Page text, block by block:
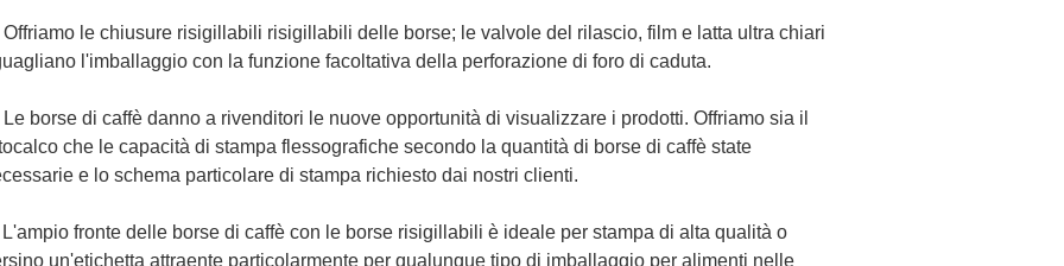
Offriamo le chiusure risigillabili risigillabili delle borse; le valvole del rilascio, film e latta ultra chiari
l'imballaggio con la funzione facoltativa della perforazione di foro di caduta.
Le borse di caffè danno a rivenditori le nuove opportunità di visualizzare i prodotti. Offriamo sia il
che le capacità di stampa flessografiche secondo la quantità di borse di caffè state
e lo schema particolare di stampa richiesto dai nostri clienti.
L'ampio fronte delle borse di caffè con le borse risigillabili è ideale per stampa di alta qualità o
un'etichetta attraente particolarmente per qualunque tipo di imballaggio per alimenti nelle